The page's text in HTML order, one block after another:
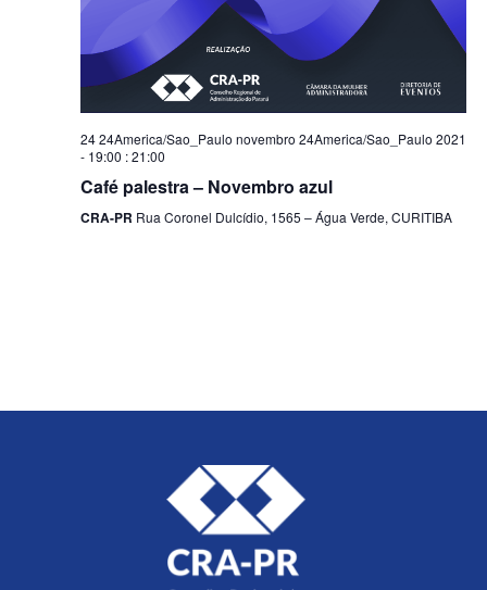
24 24America/Sao_Paulo novembro 24America/Sao_Paulo 2021
- 19:00 :21:00
Café palestra – Novembro azul
CRA-PR Rua Coronel Dulcídio, 1565 – Água Verde, CURITIBA